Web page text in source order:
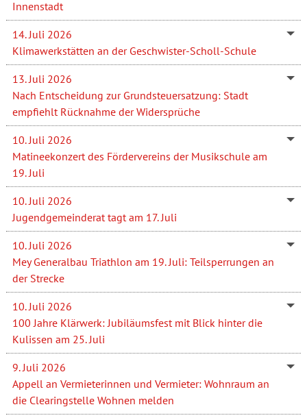
Innenstadt
14. Juli 2026
Klimawerkstätten an der Geschwister-Scholl-Schule
13. Juli 2026
Nach Entscheidung zur Grundsteuersatzung: Stadt
empfiehlt Rücknahme der Widersprüche
10. Juli 2026
Matineekonzert des Fördervereins der Musikschule am
19. Juli
10. Juli 2026
Jugendgemeinderat tagt am 17. Juli
10. Juli 2026
Mey Generalbau Triathlon am 19. Juli: Teilsperrungen an
der Strecke
10. Juli 2026
100 Jahre Klärwerk: Jubiläumsfest mit Blick hinter die
Kulissen am 25. Juli
9. Juli 2026
Appell an Vermieterinnen und Vermieter: Wohnraum an
die Clearingstelle Wohnen melden